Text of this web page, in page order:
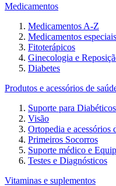
Medicamentos
Medicamentos A-Z
Medicamentos especiais
Fitoterápicos
Ginecologia e
Diabetes
Produtos e acessórios de
Suporte para Diabéticos
Visão
Ortopedia e acessórios
Primeiros Socorros
Suporte médico e
Testes e Diagnósticos
Vitaminas e suplementos